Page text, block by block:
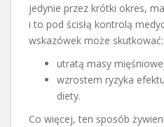
jedynie przez krótki okres,
i to pod ścisłą kontrolą
wskazówek może skutkować:
utratą masy
wzrostem ryzyka
diety.
Co więcej, ten sposób